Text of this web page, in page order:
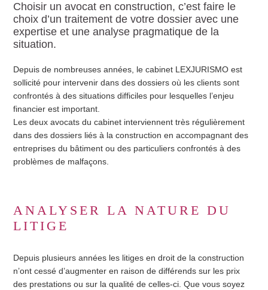
Choisir un avocat en construction, c’est faire le
choix d’un traitement de votre dossier avec une
expertise et une analyse pragmatique de la
situation.
Depuis de nombreuses années, le cabinet LEXJURISMO est
sollicité pour intervenir dans des dossiers où les clients sont
confrontés à des situations difficiles pour lesquelles l’enjeu
financier est important.
Les deux avocats du cabinet interviennent très régulièrement
dans des dossiers liés à la construction en accompagnant des
entreprises du bâtiment ou des particuliers confrontés à des
problèmes de malfaçons.
ANALYSER LA NATURE DU
LITIGE
Depuis plusieurs années les litiges en droit de la construction
n’ont cessé d’augmenter en raison de différends sur les prix
des prestations ou sur la qualité de celles-ci. Que vous soyez